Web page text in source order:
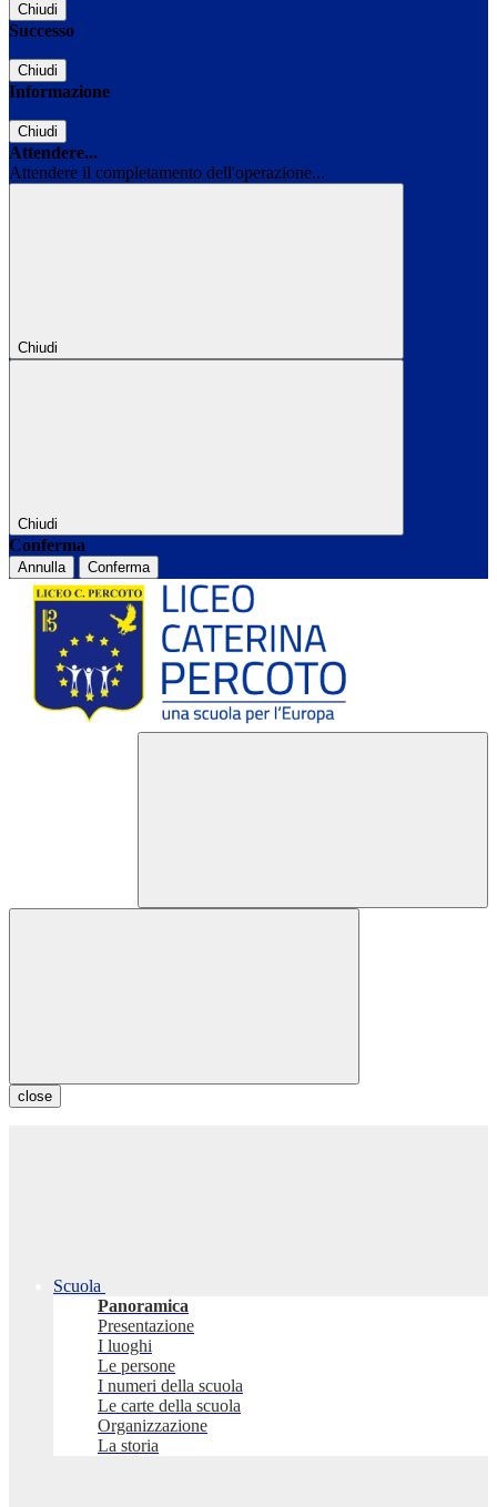
Chiudi
Successo
Chiudi
Informazione
Chiudi
Attendere...
Attendere il completamento dell'operazione...
Chiudi
Chiudi
Conferma
Annulla Conferma
close
Scuola
Panoramica
Presentazione
I luoghi
Le persone
I numeri della scuola
Le carte della scuola
Organizzazione
La storia